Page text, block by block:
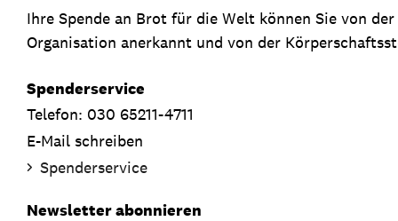
Ihre Spende an Brot für die Welt können Sie von
Organisation anerkannt und von der
Spenderservice
Telefon: 030 65211-4711
E-Mail schreiben
Spenderservice
Newsletter abonnieren